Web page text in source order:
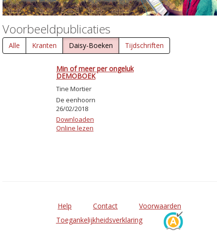
Voorbeeldpublicaties
Alle Kranten Daisy-Boeken Tijdschriften
Min of meer per ongeluk
DEMOBOEK
Tine Mortier
De eenhoorn
26/02/2018
Downloaden
Online lezen
Help Contact
Voorwaarden
Toegankelijkheidsverklaring